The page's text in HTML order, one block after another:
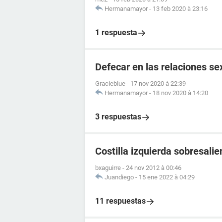
Hermanamayor - 13 feb 2020 à 23:16
1 respuesta
Defecar en las relaciones
Gracieblue - 17 nov 2020 à 22:39
Hermanamayor - 18 nov 2020 à 14:20
3 respuestas
Costilla izquierda
bxaguirre - 24 nov 2012 à 00:46
Juandiego - 15 ene 2022 à 04:29
11 respuestas